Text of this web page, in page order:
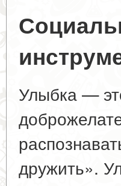
Улыбка —
дружить».